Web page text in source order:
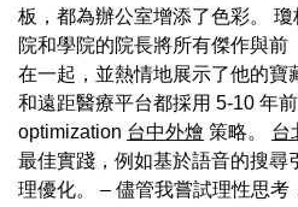
板，都為辦公室增添了色彩。
院和學院的院長將所有傑作與前
在一起，並熱情地展示了他的寶
和遠距醫療平台都採用 5-10 年
optimization 台中外燴 策略。 台
最佳實踐，例如基於語音的搜尋
理優化。 – 儘管我嘗試理性思考